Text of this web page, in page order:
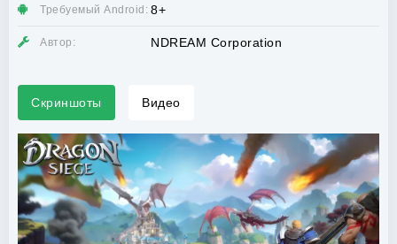
Требуемый Android: 8+
Автор: NDREAM Corporation
Скриншоты Видео